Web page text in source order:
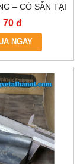
– CÓ SẴN TẠI
& TP.HCM
70 đ
NGAY